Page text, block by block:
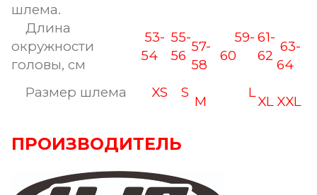
шлема.
Длина
окружности
головы, см
53-
54
55-
56
57-
58
59-
60
61-
62
63-
64
Размер шлема
XS S
M
L
XL XXL
ПРОИЗВОДИТЕЛЬ